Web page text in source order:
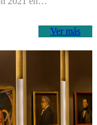
Ver más